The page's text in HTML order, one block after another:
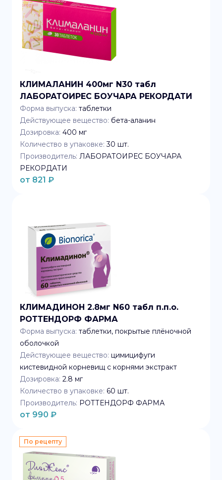
КЛИМАЛАНИН 400мг N30 табл
ЛАБОРАТОИРЕС БОУЧАРА РЕКОРДАТИ
Форма выпуска: таблетки
Действующее вещество: бета-аланин
Дозировка: 400 мг
Количество в упаковке: 30 шт.
Производитель: ЛАБОРАТОИРЕС БОУЧАРА
РЕКОРДАТИ
от 821 ₽
КЛИМАДИНОН 2.8мг N60 табл п.п.о.
РОТТЕНДОРФ ФАРМА
Форма выпуска: таблетки, покрытые плёночной
оболочкой
Действующее вещество: цимицифуги
кистевидной корневищ с корнями экстракт
Дозировка: 2.8 мг
Количество в упаковке: 60 шт.
Производитель: РОТТЕНДОРФ ФАРМА
от 990 ₽
По рецепту